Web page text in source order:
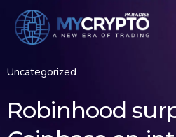
Uncategorized
Robinhood